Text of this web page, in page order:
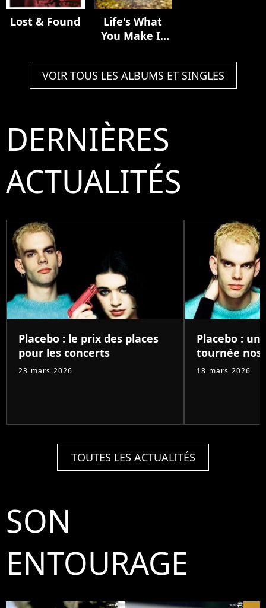
Lost & Found
Life's What
You Make It
VOIR TOUS LES ALBUMS ET SINGLES
DERNIÈRES
ACTUALITÉS
Placebo : le prix des places
pour les concerts
23 mars 2026
Placebo :
tournée
18 mars 2026
TOUTES LES ACTUALITÉS
SON
ENTOURAGE